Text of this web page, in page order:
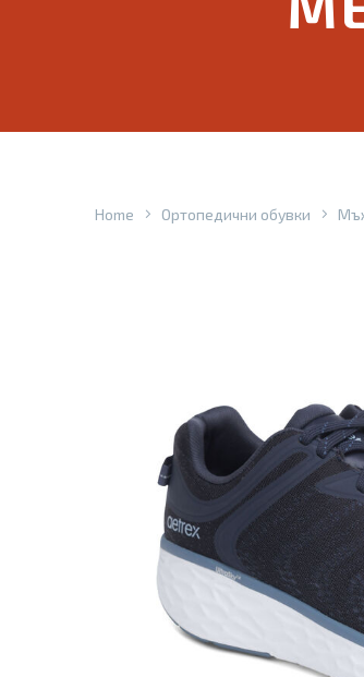
Home Ортопедични обувки